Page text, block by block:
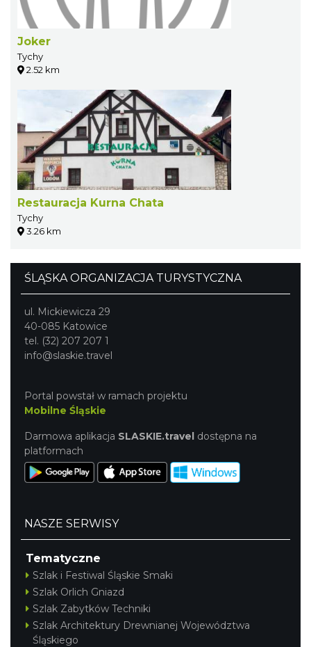
Joker
Tychy
2.52 km
Restauracja Kurna Chata
Tychy
3.26 km
ŚLĄSKA ORGANIZACJA TURYSTYCZNA
ul. Mickiewicza 29
40-085 Katowice
tel. (32) 207 207 1
info@slaskie.travel
Portal powstał w ramach projektu
Mobilne Śląskie
Darmowa aplikacja SLASKIE.travel dostępna na
platformach
NASZE SERWISY
Tematyczne
Szlak i Festiwal Śląskie Smaki
Szlak Orlich Gniazd
Szlak Zabytków Techniki
Szlak Architektury Drewnianej Województwa
Śląskiego